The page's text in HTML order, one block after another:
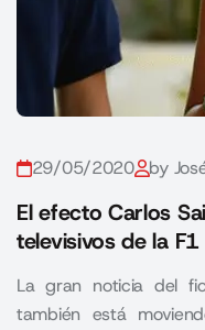
29/05/2020 by
El efecto Carlos
televisivos de la
La gran noticia del
también está